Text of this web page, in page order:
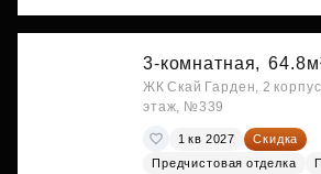
3-комнатная,
ЖК Скай Гарден, 2
этаж, №339
1 кв 2027
Скидка
Предчистовая отделка